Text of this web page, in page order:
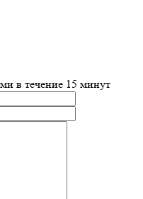
в течение 15 минут